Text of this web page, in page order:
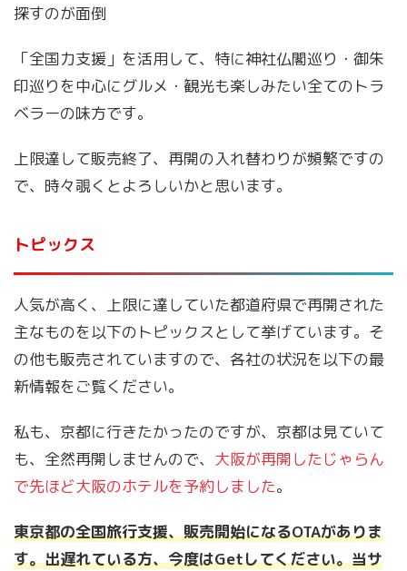
探すのが面倒
「全国力支援」を活用して、特に神社仏閣巡り・御朱
印巡りを中心にグルメ・観光も楽しみたい全てのトラ
ベラーの味方です。
上限達して販売終了、再開の入れ替わりが頻繁ですの
で、時々覗くとよろしいかと思います。
トピックス
人気が高く、上限に達していた都道府県で再開された
主なものを以下のトピックスとして挙げています。そ
の他も販売されていますので、各社の状況を以下の最
新情報をご覧ください。
私も、京都に行きたかったのですが、京都は見ていて
も、全然再開しませんので、 大阪が再開したじゃらん
で先ほど大阪のホテルを予約しました。
東京都の全国旅行支援、販売開始になるOTAがありま
す。出遅れている方、今度はGetしてください。当サ